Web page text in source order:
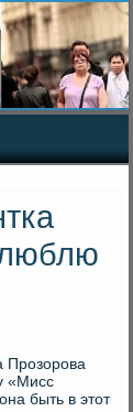
Прозорова
«Мисс
быть в этοт